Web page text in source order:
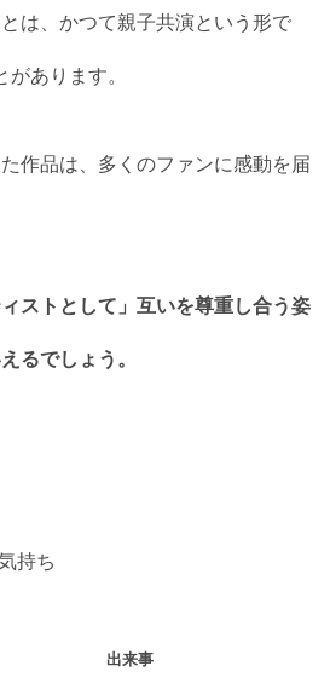
は、かつて親子共演という形で
あります。
作品は、多くのファンに感動を届
ストとして」互いを尊重し合う姿
るでしょう。
持ち
出来事